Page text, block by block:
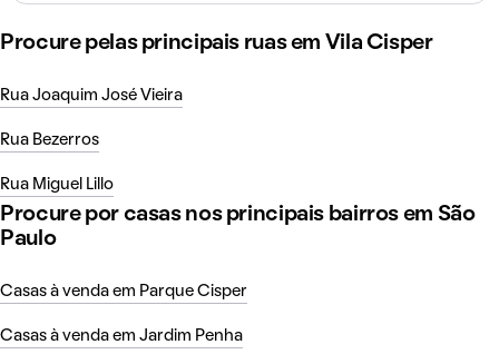
Procure pelas principais ruas em Vila Cisper
Rua Joaquim José Vieira
Rua Bezerros
Rua Miguel Lillo
Procure por casas nos principais bairros em São
Paulo
Casas à venda em Parque Cisper
Casas à venda em Jardim Penha